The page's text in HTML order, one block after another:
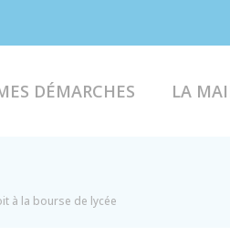
DÉMARCHES LA
à la bourse de lycée